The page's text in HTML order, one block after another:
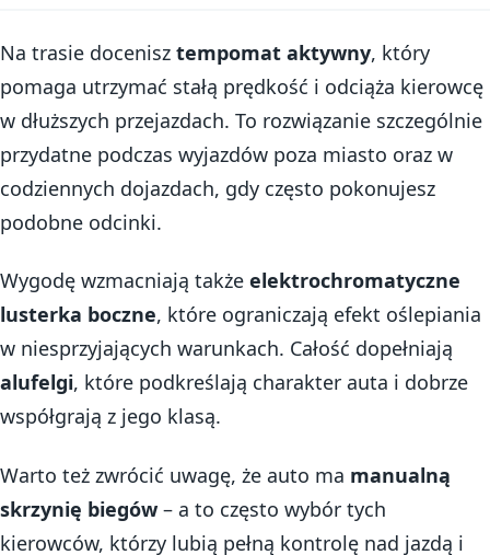
Na trasie docenisz tempomat aktywny, który
pomaga utrzymać stałą prędkość i odciąża kierowcę
w dłuższych przejazdach. To rozwiązanie szczególnie
przydatne podczas wyjazdów poza miasto oraz w
codziennych dojazdach, gdy często pokonujesz
podobne odcinki.
Wygodę wzmacniają także elektrochromatyczne
lusterka boczne, które ograniczają efekt oślepiania
w niesprzyjających warunkach. Całość dopełniają
alufelgi, które podkreślają charakter auta i dobrze
współgrają z jego klasą.
Warto też zwrócić uwagę, że auto ma manualną
skrzynię biegów – a to często wybór tych
kierowców, którzy lubią pełną kontrolę nad jazdą i